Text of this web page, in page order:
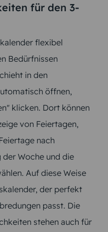
für den 3-
flexibel
Bedürfnissen
in den
öffnen,
klicken. Dort können
von Feiertagen,
nach
der Woche und die
Auf diese Weise
der perfekt
passt. Die
stehen auch für